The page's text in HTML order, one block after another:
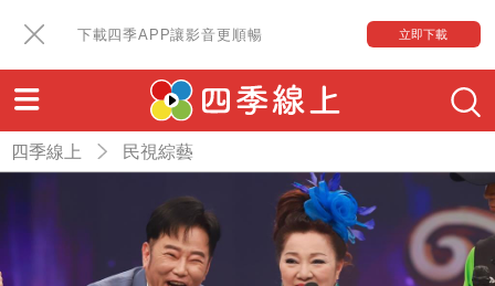
下載四季APP讓影音更順暢 立即下載
四季線上 民視綜藝